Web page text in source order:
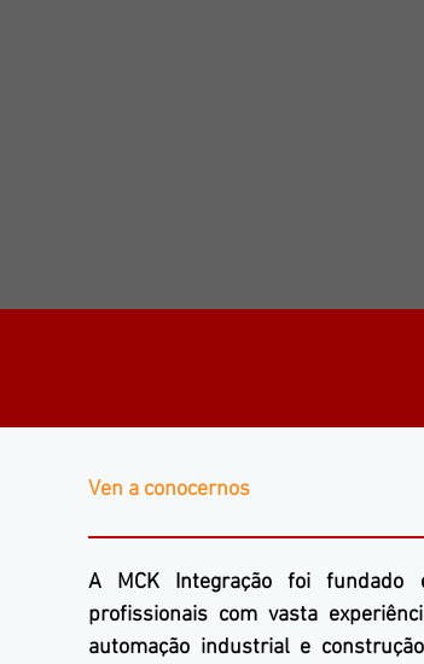
Ven a conocernos
A MCK Integraçãofoi fundado
profissionais com vasta
automação industrial e